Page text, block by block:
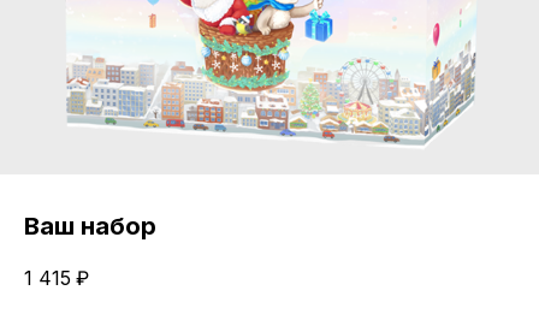
Ваш набор
1 415 ₽